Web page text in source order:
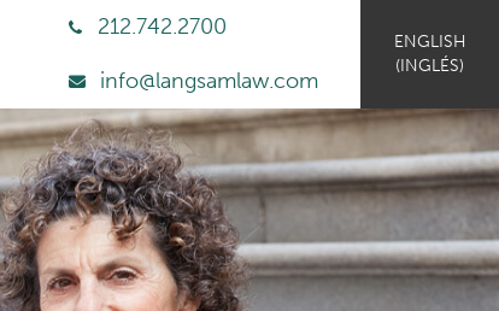
212.742.2700
info@langsamlaw.com
ENGLISH
(INGLÉS)